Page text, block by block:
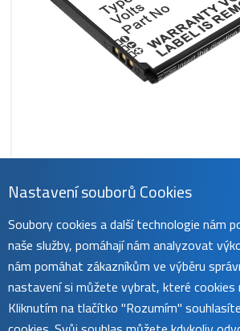
319 Kč
obvykle do 45 dnů
Nastavení souborů Cookies
Soubory cookies a další technologie nám
naše služby, pomáhají nám analyzovat
nám pomáhat zákazníkům ve výběru
nastavení si můžete vybrat, které cookies
Kliknutím na tlačítko "Rozumím"